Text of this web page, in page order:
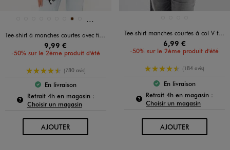
Disponible en 18 coloris
BLEU STANDARD
JAUNE STANDARD
KAKI STANDARD
MARRON
Tee-shirt à manches courtes avec finitions scintillantes femme
9,99 €
-50% sur le 2ème produit d'été
4.5/5 de moyenne
(780 avis)
Le produit est disponible :
En livraison
Retrait 4h en magasin :Pour connaître la disponibilité de ce produit :
Choisir un magasin
AJOUTERAU PANIER
Tee-shirt manches courtes à col V femme grande taille
6,99 €
-50% sur le 2ème produit d'été
4.5/5 de moyenne
(184 avis)
Le produit est
En livraison
Retrait 4h en magasin :
Choisir un magasin
AJOUTERAU PANIER